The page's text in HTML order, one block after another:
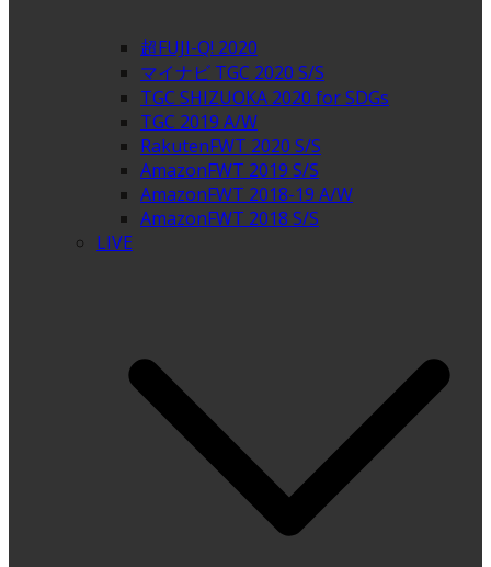
超FUJI-Q! 2020
マイナビ TGC 2020 S/S
TGC SHIZUOKA 2020 for SDGs
TGC 2019 A/W
RakutenFWT 2020 S/S
AmazonFWT 2019 S/S
AmazonFWT 2018-19 A/W
AmazonFWT 2018 S/S
LIVE